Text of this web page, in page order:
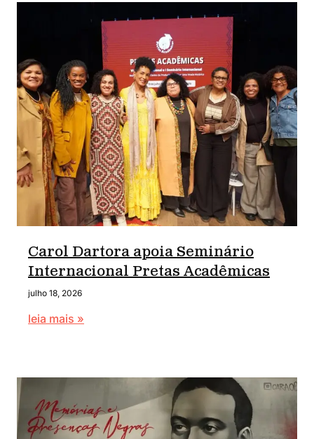
Carol Dartora apoia Seminário
Internacional Pretas Acadêmicas
julho 18, 2026
leia mais »